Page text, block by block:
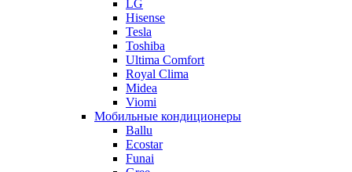
LG
Hisense
Tesla
Toshiba
Ultima Comfort
Royal Clima
Midea
Viomi
Мобильные кондиционеры
Ballu
Ecostar
Funai